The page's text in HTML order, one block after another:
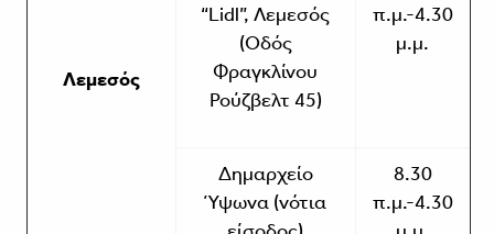
Λεμεσός
“Lidl”, Λεμεσός
(Οδός
Φραγκλίνου
Ρούζβελτ 45)
π.μ.-4.30
μ.μ.
Δημαρχείο
Ύψωνα (νότια
8.30
π.μ.-4.30